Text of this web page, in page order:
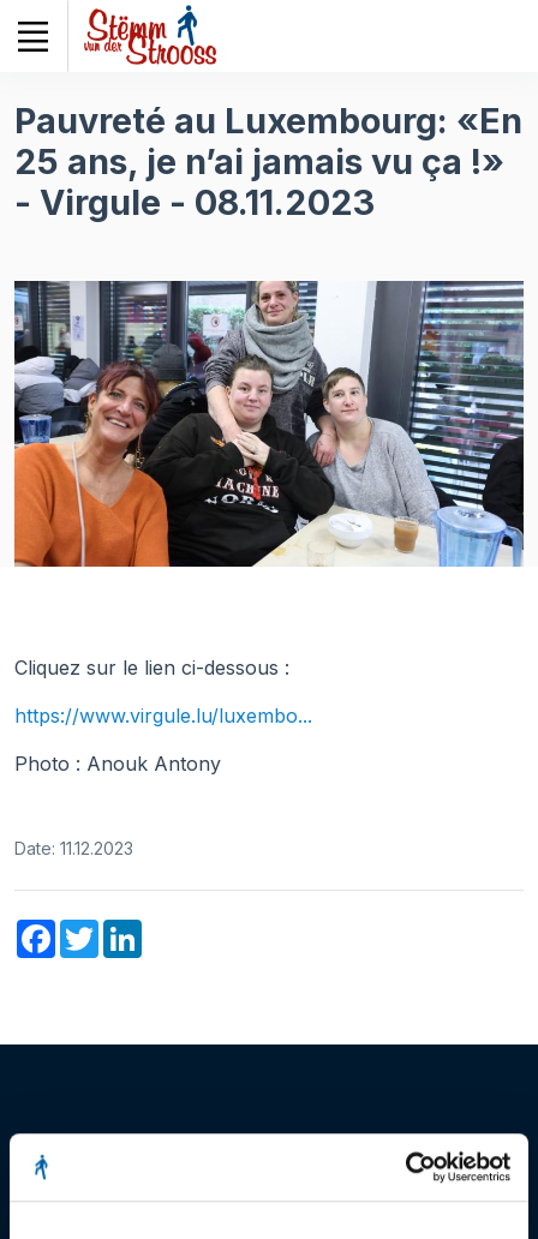
noter
site
Web
comprend
Pauvreté au Luxembourg: «En
25 ans, je n’ai jamais vu ça !»
- Virgule - 08.11.2023
Cliquez sur le lien ci-dessous :
https://www.virgule.lu/luxembo...
Photo : Anouk Antony
Date: 11.12.2023
Facebook
Twitter
© Copyright 2023